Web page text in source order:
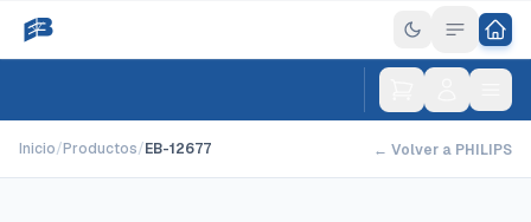
Inicio/Productos/EB-12677 ← Volver a PHILIPS